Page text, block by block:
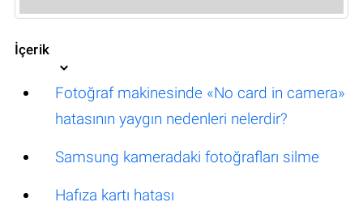
İçerik
Fotoğraf makinesinde «No card in camera»
hatasının yaygın nedenleri nelerdir?
Samsung kameradaki fotoğrafları silme
Hafıza kartı hatası